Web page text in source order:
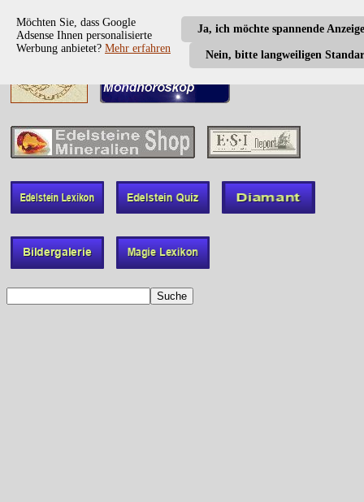
Ja, ich möchte spannende
Nein, bitte langweiligen
Möchten Sie, dass Google
Adsense Ihnen personalisierte
Werbung anbietet? Mehr erfahren